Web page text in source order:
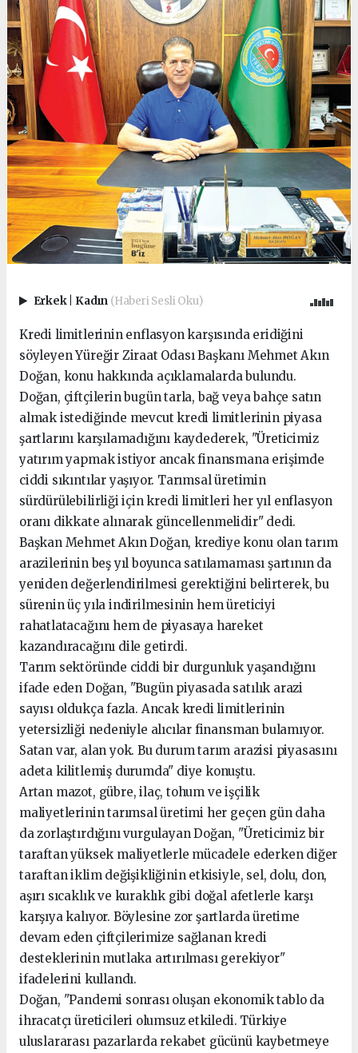
Erkek Kadın (Haberi Sesli Oku)
Kredi limitlerinin enflasyon karşısında eridiğini
söyleyen Yüreğir Ziraat Odası Başkanı Mehmet Akın
Doğan, konu hakkında açıklamalarda bulundu.
Doğan, çiftçilerin bugün tarla, bağ veya bahçe satın
almak istediğinde mevcut kredi limitlerinin piyasa
şartlarını karşılamadığını kaydederek, "Üreticimiz
yatırım yapmak istiyor ancak finansmana erişimde
ciddi sıkıntılar yaşıyor. Tarımsal üretimin
sürdürülebilirliği için kredi limitleri her yıl enflasyon
oranı dikkate alınarak güncellenmelidir" dedi.
Başkan Mehmet Akın Doğan, krediye konu olan tarım
arazilerinin beş yıl boyunca satılamaması şartının da
yeniden değerlendirilmesi gerektiğini belirterek, bu
sürenin üç yıla indirilmesinin hem üreticiyi
rahatlatacağını hem de piyasaya hareket
kazandıracağını dile getirdi.
Tarım sektöründe ciddi bir durgunluk yaşandığını
ifade eden Doğan, "Bugün piyasada satılık arazi
sayısı oldukça fazla. Ancak kredi limitlerinin
yetersizliği nedeniyle alıcılar finansman bulamıyor.
Satan var, alan yok. Bu durum tarım arazisi piyasasını
adeta kilitlemiş durumda" diye konuştu.
Artan mazot, gübre, ilaç, tohum ve işçilik
maliyetlerinin tarımsal üretimi her geçen gün daha
da zorlaştırdığını vurgulayan Doğan, "Üreticimiz bir
taraftan yüksek maliyetlerle mücadele ederken diğer
taraftan iklim değişikliğinin etkisiyle, sel, dolu, don,
aşırı sıcaklık ve kuraklık gibi doğal afetlerle karşı
karşıya kalıyor. Böylesine zor şartlarda üretime
devam eden çiftçilerimize sağlanan kredi
desteklerinin mutlaka artırılması gerekiyor"
ifadelerini kullandı.
Doğan, "Pandemi sonrası oluşan ekonomik tablo da
ihracatçı üreticileri olumsuz etkiledi. Türkiye
uluslararası pazarlarda rekabet gücünü kaybetmeye